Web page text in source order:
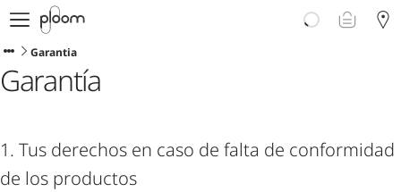
Descubre Ploom AURA
Tienda
Sticks LYO
Ploom Club
Ayuda y soporte
Localiza tu tienda
Garantia
Garantía
1. Tus derechos en caso de falta de conformidad
de los productos